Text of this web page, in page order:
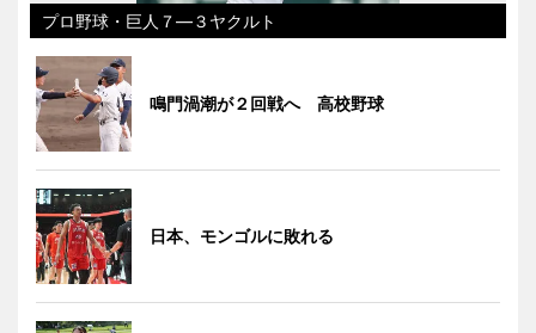
プロ野球・巨人７―３ヤクルト
鳴門渦潮が２回戦へ 高校野球
日本、モンゴルに敗れる